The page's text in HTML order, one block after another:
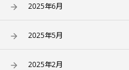
2025年6月
2025年5月
2025年2月